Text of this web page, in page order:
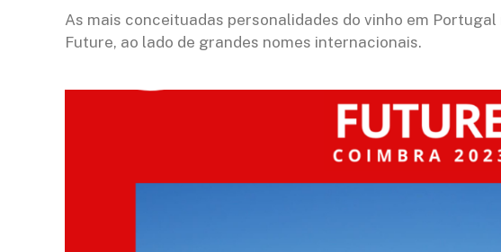
As mais conceituadas personalidades do vinho em Portugal
Future, ao lado de grandes nomes internacionais.